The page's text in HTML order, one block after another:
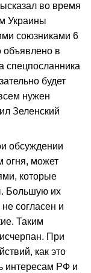
во время
Украины
союзниками 6
объявлено в
спецпосланника
будет
нужен
Зеленский
обсуждении
огня, может
которые
Большую их
согласен и
Таким
При
как это
интересам РФ и